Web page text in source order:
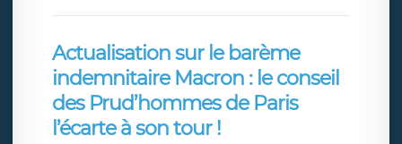
Actualisation sur le barème
indemnitaire Macron : le conseil
des Prud’hommes de Paris
l’écarte à son tour !